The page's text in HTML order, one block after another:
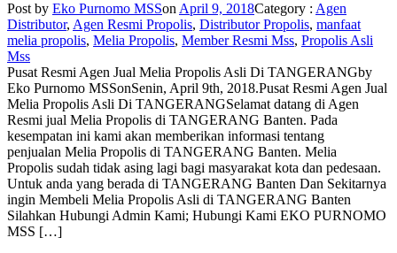
Post by Eko Purnomo MSSon April 9, 2018Category : Agen
Distributor, Agen Resmi Propolis, Distributor Propolis, manfaat
melia propolis, Melia Propolis, Member Resmi Mss, Propolis Asli
Mss
Pusat Resmi Agen Jual Melia Propolis Asli Di TANGERANGby
Eko Purnomo MSSonSenin, April 9th, 2018.Pusat Resmi Agen Jual
Melia Propolis Asli Di TANGERANGSelamat datang di Agen
Resmi jual Melia Propolis di TANGERANG Banten. Pada
kesempatan ini kami akan memberikan informasi tentang
penjualan Melia Propolis di TANGERANG Banten. Melia
Propolis sudah tidak asing lagi bagi masyarakat kota dan pedesaan.
Untuk anda yang berada di TANGERANG Banten Dan Sekitarnya
ingin Membeli Melia Propolis Asli di TANGERANG Banten
Silahkan Hubungi Admin Kami; Hubungi Kami EKO PURNOMO
MSS […]